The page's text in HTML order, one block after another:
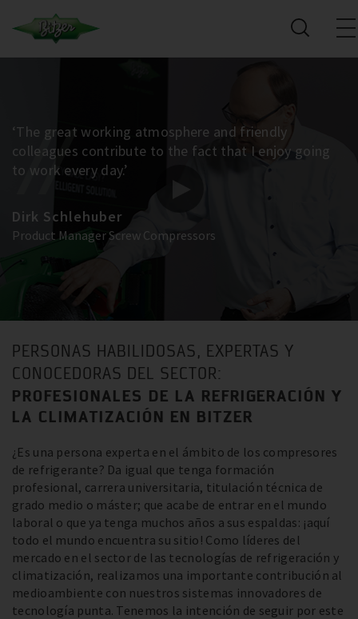
‘The great working atmosphere and friendly
colleagues contribute to the fact that I enjoy going
to work every day.’
Dirk Schlehuber
Product Manager Screw Compressors
PERSONAS HABILIDOSAS, EXPERTAS Y
CONOCEDORAS DEL SECTOR:
PROFESIONALES DE LA REFRIGERACIÓN Y
LA CLIMATIZACIÓN EN BITZER
¿Es una persona experta en el ámbito de los compresores
de refrigerante? Da igual que tenga formación
profesional, carrera universitaria, titulación técnica de
grado medio o máster; que acabe de entrar en el mundo
laboral o que ya tenga muchos años a sus espaldas: ¡aquí
todo el mundo encuentra su sitio! Como líderes del
mercado en el sector de las tecnologías de refrigeración y
climatización, realizamos una importante contribución al
medioambiente con nuestros sistemas innovadores de
tecnología punta. Tenemos la intención de seguir por este